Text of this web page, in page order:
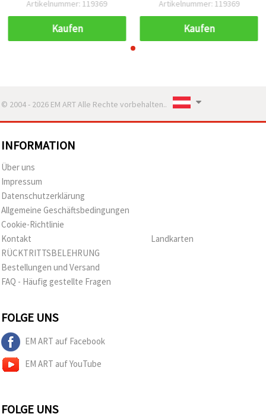
Artikelnummer: 119369
Kaufen
Artikelnummer: 119369
Kaufen
© 2004 - 2026 EM ART Alle Rechte vorbehalten..
INFORMATION
Über uns
Impressum
Datenschutzerklärung
Allgemeine Geschäftsbedingungen
Cookie-Richtlinie
Kontakt
RÜCKTRITTSBELEHRUNG
Bestellungen und Versand
FAQ - Häufig gestellte Fragen
Landkarten
FOLGE UNS
EM ART auf Facebook
EM ART auf YouTube
FOLGE UNS